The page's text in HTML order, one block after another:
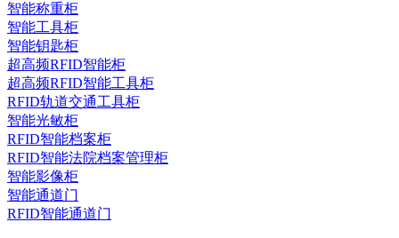
智能称重柜
智能工具柜
智能钥匙柜
超高频RFID智能柜
超高频RFID智能工具柜
RFID轨道交通工具柜
智能光敏柜
RFID智能档案柜
RFID智能法院档案管理柜
智能影像柜
智能通道门
RFID智能通道门